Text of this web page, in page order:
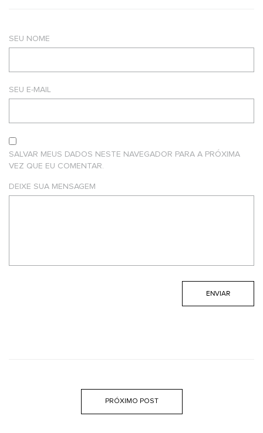
SEU NOME
SEU E-MAIL
SALVAR MEUS DADOS NESTE NAVEGADOR PARA A PRÓXIMA
VEZ QUE EU COMENTAR.
DEIXE SUA MENSAGEM
PRÓXIMO POST